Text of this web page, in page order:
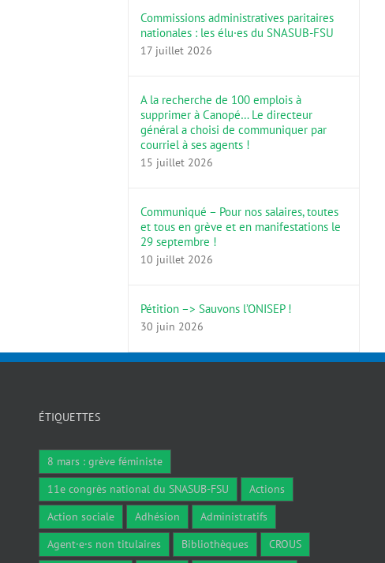
Commissions administratives paritaires
nationales : les élu·es du SNASUB-FSU
17 juillet 2026
A la recherche de 100 emplois à
supprimer à Canopé… Le directeur
général a choisi de communiquer par
courriel à ses agents !
15 juillet 2026
Communiqué – Pour nos salaires, toutes
et tous en grève et en manifestations le
29 septembre !
10 juillet 2026
Pétition –> Sauvons l’ONISEP !
30 juin 2026
ÉTIQUETTES
8 mars : grève féministe
11e congrès national du SNASUB-FSU
Actions
Action sociale
Adhésion
Administratifs
Agent·e·s non titulaires
Bibliothèques
CROUS